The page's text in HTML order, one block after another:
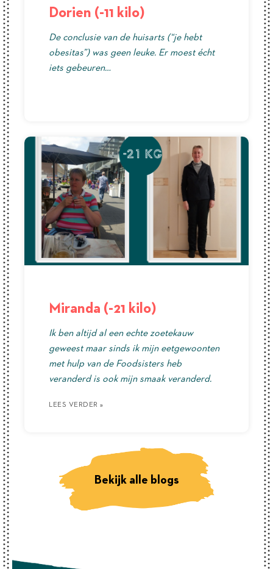
LEES VERDER »
Dorien (-11 kilo)
De conclusie van de huisarts (“je hebt
obesitas”) was geen leuke. Er moest écht
iets gebeuren…
LEES VERDER »
Miranda (-21 kilo)
Ik ben altijd al een echte zoetekauw
geweest maar sinds ik mijn eetgewoonten
met hulp van de Foodsisters heb
veranderd is ook mijn smaak veranderd.
LEES VERDER »
Bekijk alle blogs